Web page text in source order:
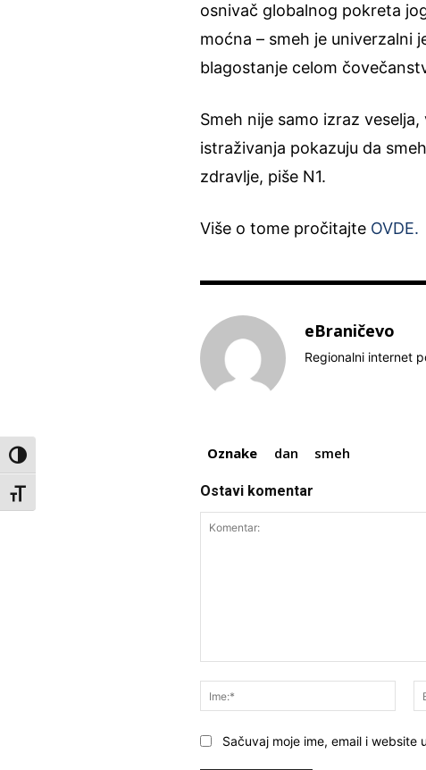
Toggle High Contrast
Toggle Font size
osnivač globalnog pokreta
moćna – smeh je univerzalni
blagostanje celom
Smeh nije samo izraz
istraživanja pokazuju da
zdravlje, piše N1.
Više o tome pročitajte OVDE.
eBraničevo
Regionalni internet
Oznake dan smeh
Ostavi komentar
Ime:*
Sačuvaj moje ime, email i